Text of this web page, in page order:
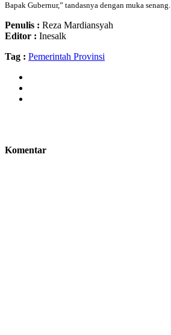
Bapak Gubernur,” tandasnya dengan muka senang.
Penulis : Reza Mardiansyah
Editor : Inesalk
Tag : Pemerintah Provinsi
Komentar